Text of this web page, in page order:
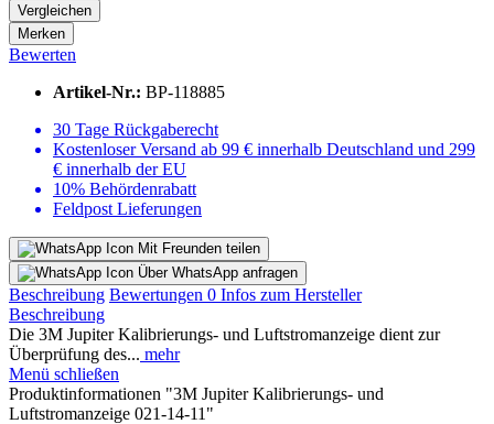
Vergleichen
Merken
Bewerten
Artikel-Nr.: BP-118885
30 Tage Rückgaberecht
Kostenloser Versand ab 99 € innerhalb Deutschland und 299
€ innerhalb der EU
10% Behördenrabatt
Feldpost Lieferungen
Mit Freunden teilen
Über WhatsApp anfragen
Beschreibung Bewertungen 0 Infos zum Hersteller
Beschreibung
Die 3M Jupiter Kalibrierungs- und Luftstromanzeige dient zur
Überprüfung des... mehr
Menü schließen
Produktinformationen "3M Jupiter Kalibrierungs- und
Luftstromanzeige 021-14-11"